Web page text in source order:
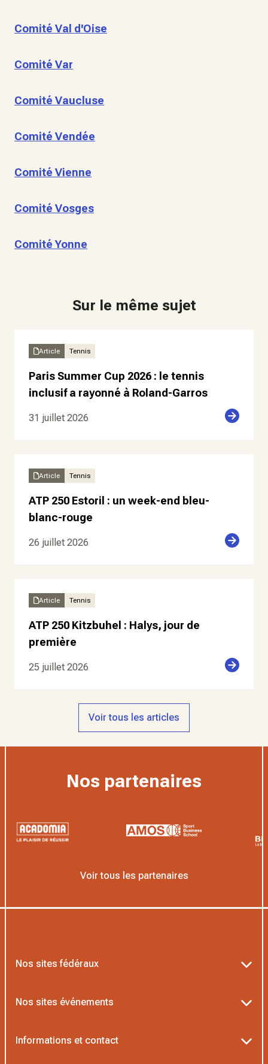
Comité Val d'Oise
Comité Var
Comité Vaucluse
Comité Vendée
Comité Vienne
Comité Vosges
Comité Yonne
Sur le même sujet
Article Tennis
Paris Summer Cup 2026 : le tennis
inclusif a rayonné à Roland-Garros
31 juillet 2026
Article Tennis
ATP 250 Estoril : un week-end bleu-
blanc-rouge
26 juillet 2026
Article Tennis
ATP 250 Kitzbuhel : Halys, jour de
première
25 juillet 2026
Voir tous les articles
Nos partenaires
Voir tous les partenaires
Nos sites fédéraux
Nos sites événements
Informations et contact